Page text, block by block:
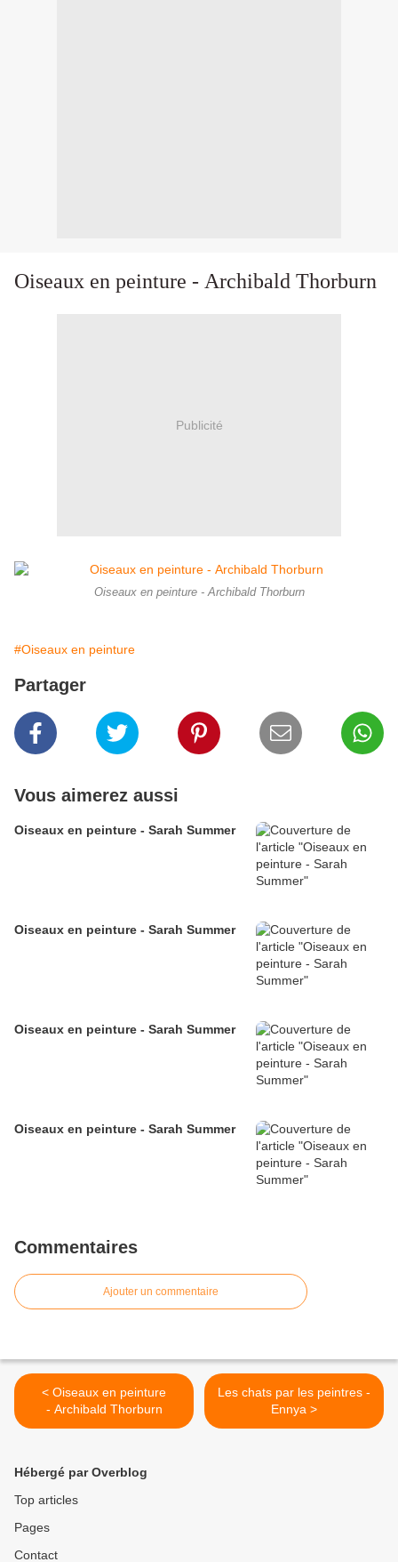
Oiseaux en peinture - Archibald Thorburn
Publicité
Oiseaux en peinture - Archibald Thorburn
#Oiseaux en peinture
Partager
Vous aimerez aussi
Oiseaux en peinture - Sarah Summer
Oiseaux en peinture - Sarah Summer
Oiseaux en peinture - Sarah Summer
Oiseaux en peinture - Sarah Summer
Commentaires
Ajouter un commentaire
< Oiseaux en peinture
- Archibald Thorburn
Les chats par les peintres -
Ennya >
Hébergé par Overblog
Top articles
Pages
Contact